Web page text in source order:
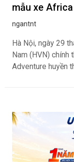
mẫu xe
ngantnt
Hà Nội, ngày 29
Nam (HVN) chính
Adventure huyền